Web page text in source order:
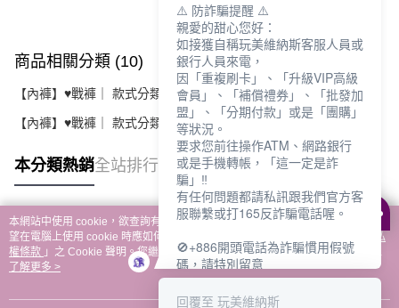
商品相關分類 (10)
【內褲】♥戰褲｜ 款式分類↴ 法式歐單蕾絲
【內褲】♥戰褲｜ 款式分類↴ 無痕內褲
本分類熱銷全站排行
熱門標籤
本網站中使用 cookie，欲查詢有關本網站使用 cookie 方式之詳情，及若您不希
望在電腦上使用 cookie 時應如何變更電腦的 cookie 設定，請參閱本網站「
隱私
權條款 」之 Cookie 聲明。您繼續使用本網站即表示您同意本公司得按本網站使
用條款之 Cookie 聲明使用 cookie。
了解更多 >
⚠️ 防詐騙提醒 ⚠️
親愛的甜心您好：
如接獲自稱玩美維納斯客服人員或
銀行人員來電，
因「重複刷卡」、「升級VIP高級
會員」、「補償禮券」、「批發加
盟」、「分期付款」或是「團購」
等狀況。
要求您前往操作ATM、網路銀行
或是手機轉帳，「這一定是詐
騙」‼️
有任何問題都請私訊跟我們官方客
服聯繫或打165反詐騙電話喔。
🚫+886開頭電話為詐騙慣用假號
碼，請特別留意
－－－－－－－－－－－－
如何聯繫玩美維納斯客服?
回覆至 玩美維納斯